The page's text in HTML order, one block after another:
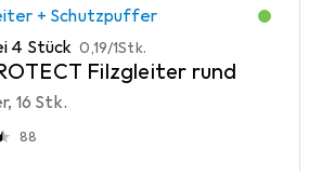
+ Schutzpuffer
4 Stück EUR
0,19/1Stk.
Filzgleiter rund
16 Stk.
88